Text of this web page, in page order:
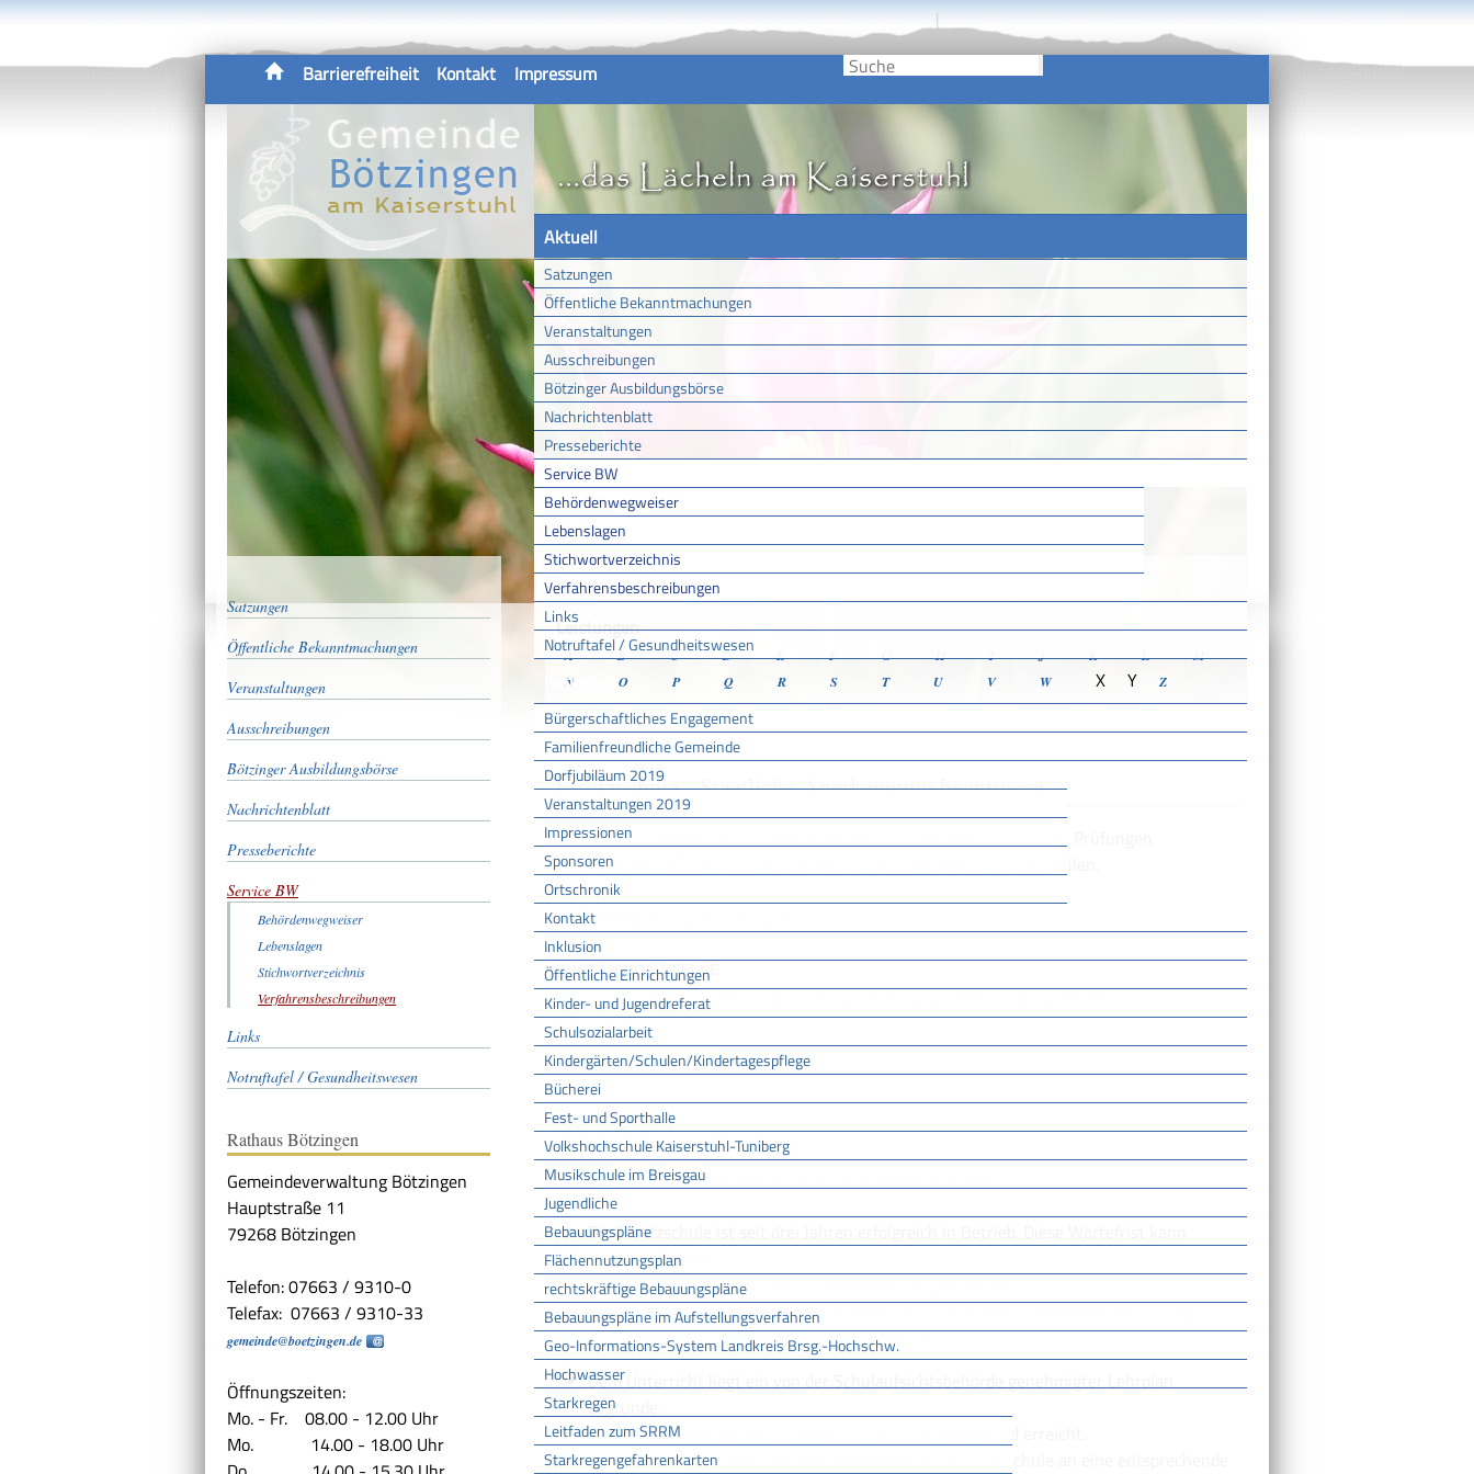
Barrierefreiheit Kontakt Impressum
Aktuell
Satzungen
Öffentliche Bekanntmachungen
Veranstaltungen
Ausschreibungen
Bötzinger Ausbildungsbörse
Nachrichtenblatt
Presseberichte
Service BW
Behördenwegweiser
Lebenslagen
Stichwortverzeichnis
Verfahrensbeschreibungen
Links
Notruftafel / Gesundheitswesen
Gemeinde
Bürgerschaftliches Engagement
Familienfreundliche Gemeinde
Dorfjubiläum 2019
Veranstaltungen 2019
Impressionen
Sponsoren
Ortschronik
Kontakt
Inklusion
Öffentliche Einrichtungen
Kinder- und Jugendreferat
Schulsozialarbeit
Kindergärten/Schulen/Kindertagespflege
Bücherei
Fest- und Sporthalle
Volkshochschule Kaiserstuhl-Tuniberg
Musikschule im Breisgau
Jugendliche
Bebauungspläne
Flächennutzungsplan
rechtskräftige Bebauungspläne
Bebauungspläne im Aufstellungsverfahren
Geo-Informations-System Landkreis Brsg.-Hochschw.
Hochwasser
Starkregen
Leitfaden zum SRRM
Starkregengefahrenkarten
Satzungen
Öffentliche Bekanntmachungen
Veranstaltungen
Ausschreibungen
Bötzinger Ausbildungsbörse
Nachrichtenblatt
Presseberichte
Service BW
Behördenwegweiser
Lebenslagen
Stichwortverzeichnis
Verfahrensbeschreibungen
Links
Notruftafel / Gesundheitswesen
Rathaus Bötzingen
Gemeindeverwaltung Bötzingen
Hauptstraße 11
79268 Bötzingen
Telefon: 07663 / 9310-0
Telefax: 07663 / 9310-33
gemeinde@boetzingen.de
Öffnungszeiten:
Mo. - Fr. 08.00 - 12.00 Uhr
Mo. 14.00 - 18.00 Uhr
Sie sind hier:Startseite /Aktuell /Service BW /Verfahrensbeschreibungen
Leistungen
A B C D E F G H I J K L
M
N
O P Q R S T U V W X Y Z
Ersatzschule - Staatliche Anerkennung beantragen
Durch die staatliche Anerkennung erhält die Ersatzschule das Recht, Prüfungen
abzuhalten und Zeugnisse wie zum Beispiel das Abitur selbst zu erteilen.
Sie gilt in der Regel unbefristet.
ZUSTÄNDIGE STELLE
Das Regierungspräsidium, in dessen Bezirk die Schule ihren Standort hat.
Regierungspräsidium Freiburg
LEISTUNGSDETAILS
Voraussetzungen
Die Voraussetzungen für die staatliche Anerkennung sind:
Die Ersatzschule ist seit drei Jahren erfolgreich in Betrieb.
entfallen, wenn
eine bereits anerkannte Ersatzschule ausgebaut wird oder
der Träger einer bestehenden staatlich anerkannten Ersatzschule eine weitere
Ersatzschule desselben Schultyps einrichtet.
Dem Unterricht liegt ein von der Schulaufsichtsbehörde genehmigter Lehrplan
zugrunde.
Das Lehrziel der entsprechenden öffentlichen Schule wird erreicht.
Der Wechsel von Schülern oder Schülerinnen der Ersatzschule an eine entsprechende